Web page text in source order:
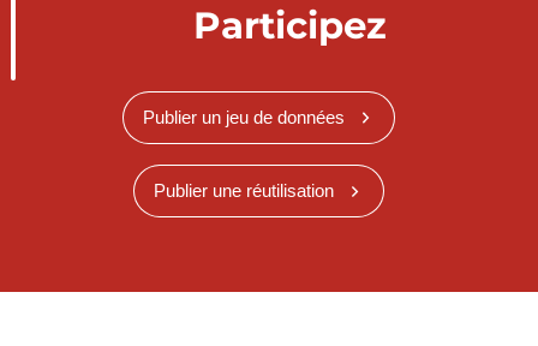
Participez
Publier un jeu de données
Publier une réutilisation